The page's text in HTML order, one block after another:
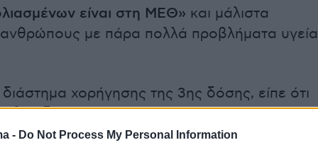
- Do Not Process My Personal Information
είναι στη ΜΕΘ» και μάλιστα
ανθρώπους με πάρα πολλά προβλήματα
διάστημα χορήγησης της 3ης δόσης, είπε ότι
θα εξετάσει η Επιτροπή, επεσήμανε ωστόσο
είναι το μόνο όπλο που έχουμε, μπορούμε